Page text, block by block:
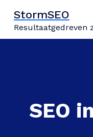
inhoud
springen
StormSEO
Resultaatgedreven
SEO